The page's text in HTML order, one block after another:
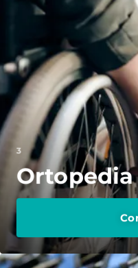
3
Ortopedia